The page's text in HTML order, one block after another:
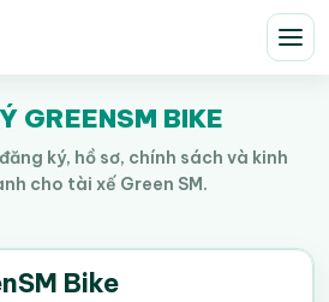
GREENSM BIKE
ký, hồ sơ, chính sách và kinh
cho tài xế Green SM.
Bike